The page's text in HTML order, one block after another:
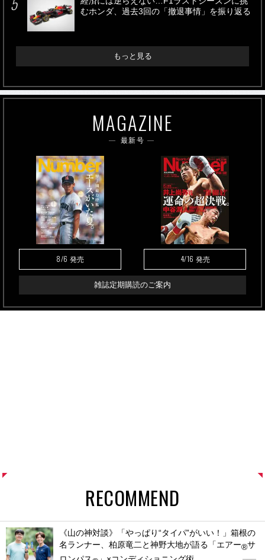
むホンダ、過去3回の「撤退事情」を振り返る
もっと見る
MAGAZINE
最新号
8/6 発売 4/16 発売
雑誌定期購読のご案内
RECOMMEND
《山の神対談》「やっぱり“タイパ”がいい！」箱根の
名ランナー、柏原竜二と神野大地が語る「エアー®サ